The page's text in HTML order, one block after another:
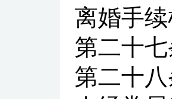
离婚手
第二十
第二十